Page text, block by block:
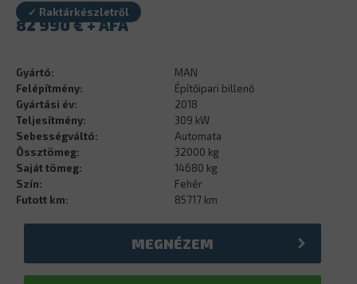
✓ Raktárkészletről
82 990€
Gyártó:
MAN
Felépítmény:
Építőipari billenő
Gyártási év:
2018
Teljesítmény:
309 kW
Sebességváltó:
Automata
Össztömeg:
32000 kg
Saját tömeg:
14680 kg
Szín:
Fehér
Futott km:
85717 km
MEGNÉZEM